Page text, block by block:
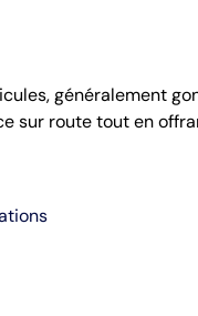
généralement
sur route tout en